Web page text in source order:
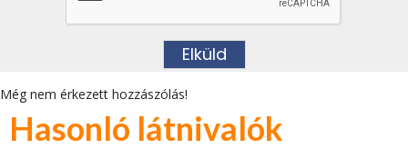
Még nem érkezett hozzászólás!
Hasonló látnivalók